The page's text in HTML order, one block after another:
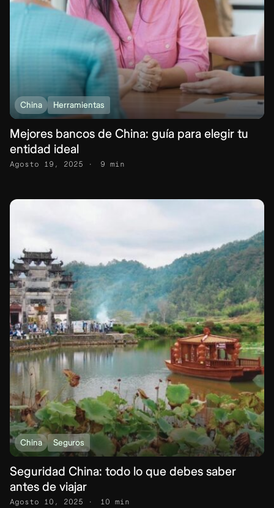
China Herramientas
Mejores bancos de China: guía para elegir tu
entidad ideal
Agosto 19, 2025 9 min
China Seguros
Seguridad China: todo lo que debes saber
antes de viajar
Agosto 10, 2025 10 min